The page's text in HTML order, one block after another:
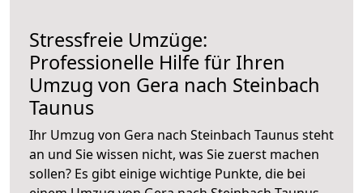
Stressfreie Umzüge:
Professionelle Hilfe für Ihren
Umzug von Gera nach Steinbach
Taunus
Ihr Umzug von Gera nach Steinbach Taunus steht
an und Sie wissen nicht, was Sie zuerst machen
sollen? Es gibt einige wichtige Punkte, die bei